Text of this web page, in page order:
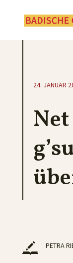
24. JANUAR
PETRA